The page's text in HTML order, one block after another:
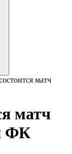
матч
матч
ФК